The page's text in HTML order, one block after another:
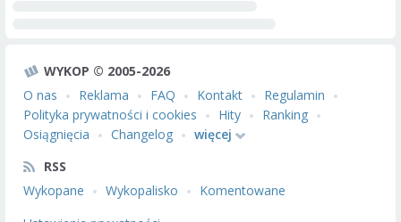
WYKOP © 2005-2026
O nas
Reklama FAQ Kontakt
Regulamin
Polityka prywatności i cookies
Hity
Ranking
Osiągnięcia
Changelog
więcej
RSS
Wykopane
Wykopalisko
Komentowane